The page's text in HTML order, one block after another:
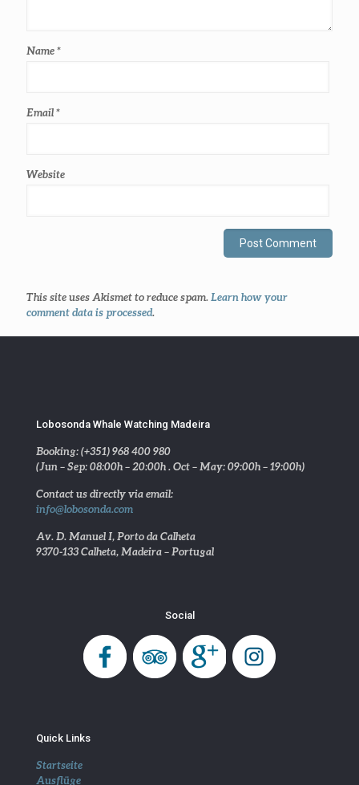
Name*
Email*
Website
This site uses Akismet to reduce spam. Learn how your
comment data is processed.
Lobosonda Whale Watching Madeira
Booking: (+351) 968 400 980
(Jun – Sep: 08:00h – 20:00h . Oct – May: 09:00h – 19:00h)
Contact us directly via email:
info@lobosonda.com
Av. D. Manuel I, Porto da Calheta
9370-133 Calheta, Madeira – Portugal
Social
Quick Links
Startseite
Ausflüge